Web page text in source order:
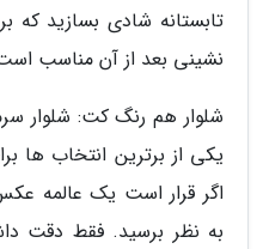
تابستانه شادی بسازید که
نشینی بعد از آن مناسب
شلوار هم رنگ کت: شلوار
یکی از برترین انتخاب
اگر قرار است یک عالمه
به نظر برسید. فقط دقت